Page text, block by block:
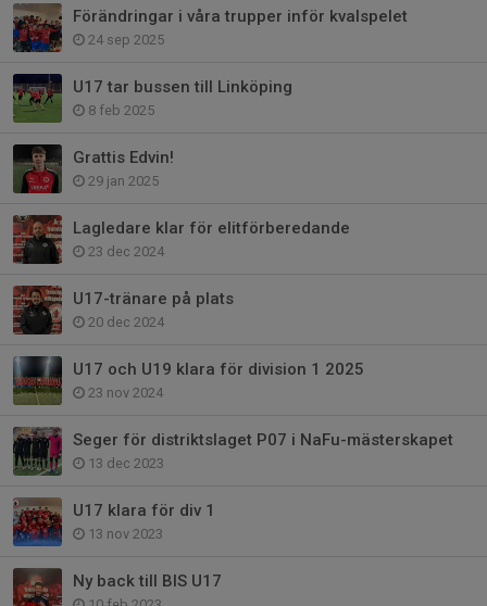
Förändringar i våra trupper inför kvalspelet
24 sep 2025
U17 tar bussen till Linköping
8 feb 2025
Grattis Edvin!
29 jan 2025
Lagledare klar för elitförberedande
23 dec 2024
U17-tränare på plats
20 dec 2024
U17 och U19 klara för division 1 2025
23 nov 2024
Seger för distriktslaget P07 i NaFu-mästerskapet
13 dec 2023
U17 klara för div 1
13 nov 2023
Ny back till BIS U17